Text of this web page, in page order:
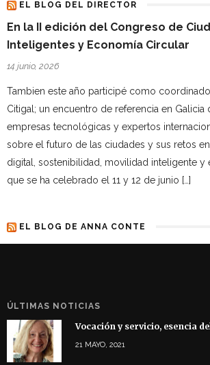
EL BLOG DEL DIRECTOR
En la II edición del Congreso de
Inteligentes y Economía Circular
14 junio, 2026
Tambien este año participé como
Citigal; un encuentro de referencia en Galicia
empresas tecnológicas y expertos
sobre el futuro de las ciudades y sus retos
digital, sostenibilidad, movilidad inteligente y
que se ha celebrado el 11 y 12 de junio […]
EL BLOG DE ANNA CONTE
ÚLTIMAS NOTICIAS
Vocación y servicio, esencia
21 MAYO, 2021